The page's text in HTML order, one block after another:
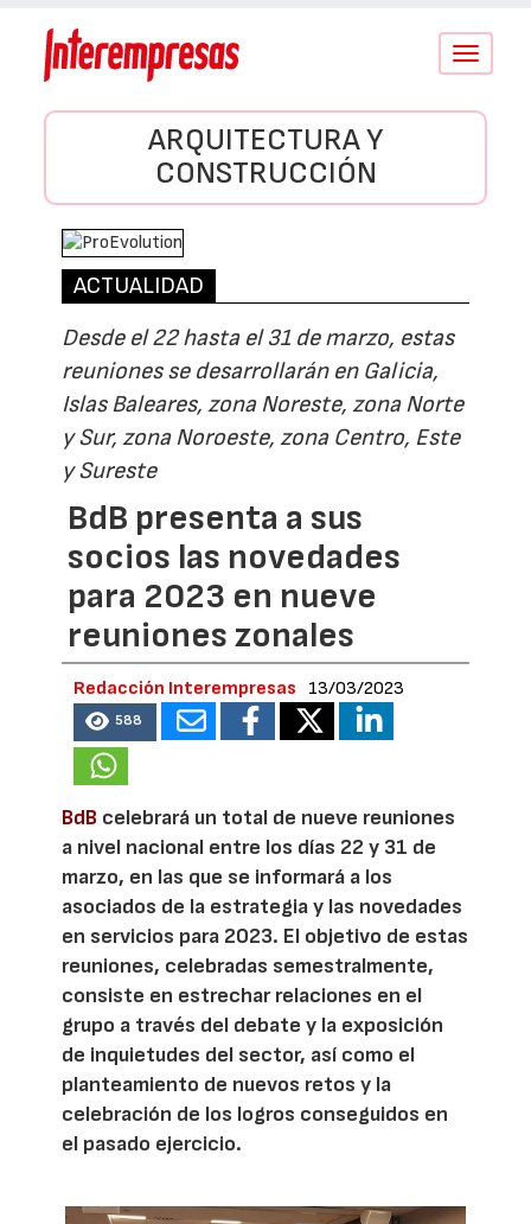
Conmutar
ARQUITECTURA Y
CONSTRUCCIÓN
ACTUALIDAD
Desde el 22 hasta el 31 de marzo, estas
reuniones se desarrollarán en Galicia,
Islas Baleares, zona Noreste, zona Norte
y Sur, zona Noroeste, zona Centro, Este
y Sureste
BdB presenta a sus
socios las novedades
para 2023 en nueve
reuniones zonales
Redacción Interempresas 13/03/2023
588
BdB celebrará un total de nueve reuniones
a nivel nacional entre los días 22 y 31 de
marzo, en las que se informará a los
asociados de la estrategia y las novedades
en servicios para 2023. El objetivo de estas
reuniones, celebradas semestralmente,
consiste en estrechar relaciones en el
grupo a través del debate y la exposición
de inquietudes del sector, así como el
planteamiento de nuevos retos y la
celebración de los logros conseguidos en
el pasado ejercicio.